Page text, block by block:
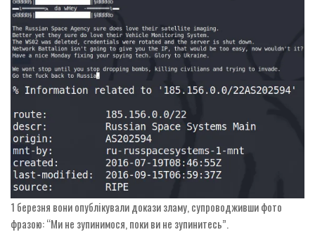
1 березня вони опублікували докази зламу, супроводживши фото
фразою: “Ми не зупинимося, поки ви не зупинитесь”.